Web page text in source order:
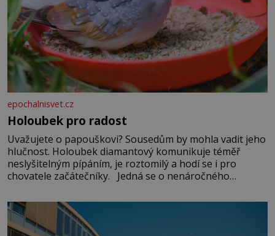
epochalnisvet.cz
Holoubek pro radost
Uvažujete o papouškovi? Sousedům by mohla vadit jeho
hlučnost. Holoubek diamantový komunikuje téměř
neslyšitelným pípáním, je roztomilý a hodí se i pro
chovatele začátečníky. Jedná se o nenáročného
času tráví na zemi, kde sbírá zbytky semínek Jeho
domovinou je prakticky celá Austrálie s výjimkou
pobřežní oblasti.